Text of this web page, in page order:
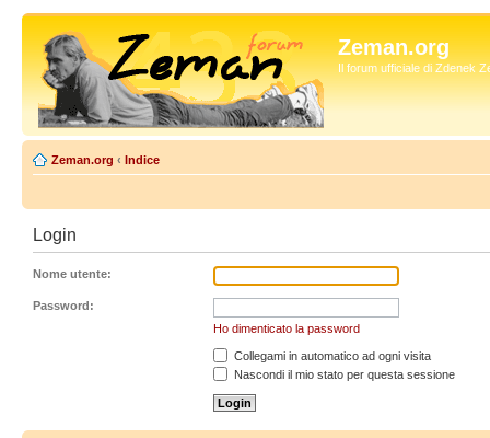
Zeman.org
Il forum ufficiale di Zdenek
Zeman.org ‹ Indice
Login
Nome utente:
Password:
Ho dimenticato la password
Collegami in automatico ad ogni visita
Nascondi il mio stato per questa sessione